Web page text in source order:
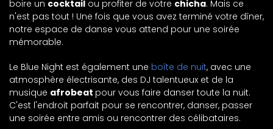
boire un cocktail ou profiter de votre chicha. Mais ce
n'est pas tout ! Une fois que vous avez terminé votre dîner,
notre espace de danse vous attend pour une soirée
mémorable.
Le Blue Night est également une boîte de nuit, avec une
atmosphère électrisante, des DJ talentueux et de la
musique afrobeat pour vous faire danser toute la nuit.
C'est l'endroit parfait pour se rencontrer, danser, passer
une soirée entre amis ou rencontrer des célibataires.